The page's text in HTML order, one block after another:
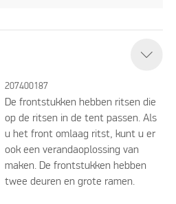
207400187
De frontstukken hebben ritsen die
op de ritsen in de tent passen. Als
u het front omlaag ritst, kunt u er
ook een verandaoplossing van
maken. De frontstukken hebben
twee deuren en grote ramen.